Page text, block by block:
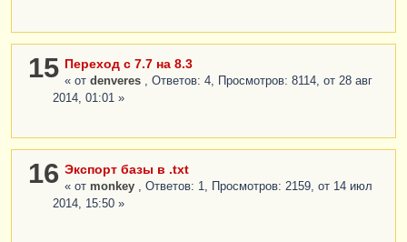
15 Переход с 7.7 на 8.3
« от denveres
, Ответов: 4, Просмотров: 8114, от 28 авг
2014, 01:01 »
16 Экспорт базы в .txt
« от monkey
, Ответов: 1, Просмотров: 2159, от 14 июл
2014, 15:50 »